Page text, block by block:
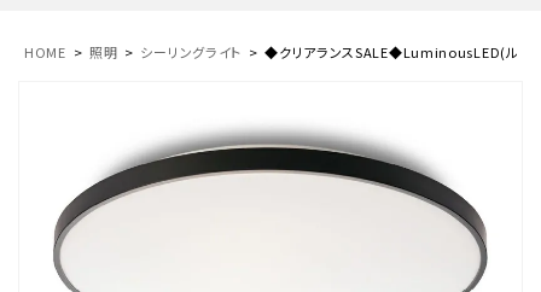
HOME 照明 シーリングライト ◆クリアランスSALE◆LuminousLED(ルミナ